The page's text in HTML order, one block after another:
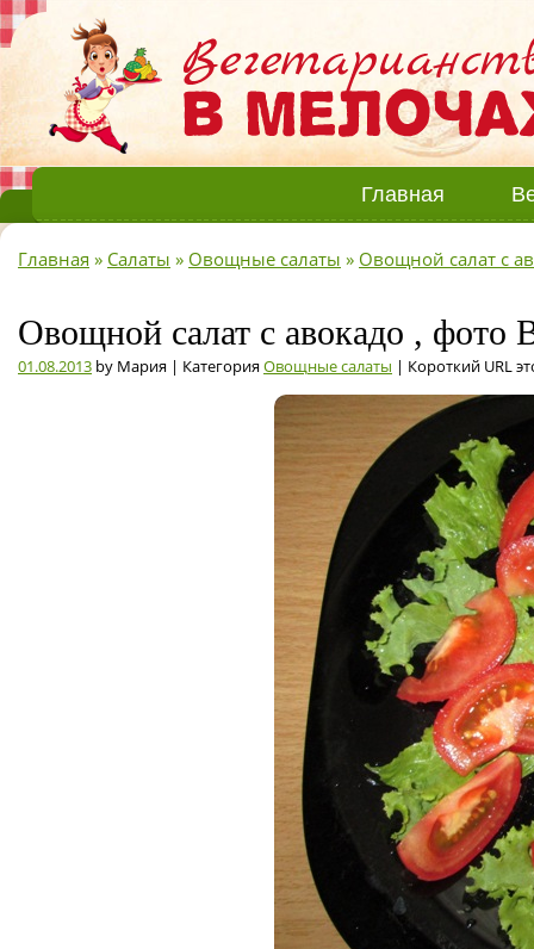
Главная
Главная » Салаты » Овощные салаты » Овощной салат с
Овощной салат с авокадо , фото
01.08.2013 by Мария | КатегорияОвощные салаты | Короткий URL